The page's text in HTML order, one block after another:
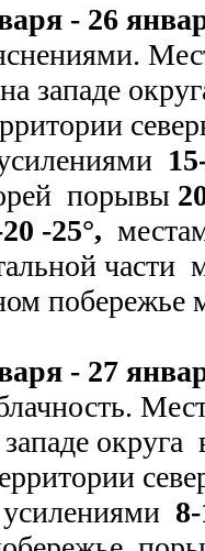
- 26
западе
порывы
20 -25°,
части
побережье
- 27
округа
усилениями 8-